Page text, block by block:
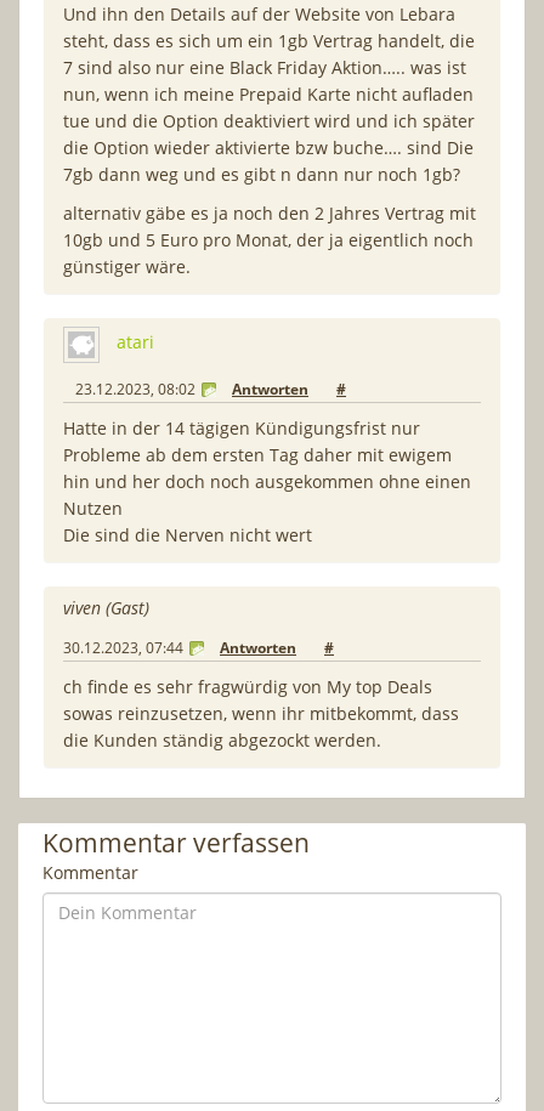
Und ihn den Details auf der Website von Lebara
steht, dass es sich um ein 1gb Vertrag handelt, die
7 sind also nur eine Black Friday Aktion….. was ist
nun, wenn ich meine Prepaid Karte nicht aufladen
tue und die Option deaktiviert wird und ich später
die Option wieder aktivierte bzw buche…. sind Die
7gb dann weg und es gibt n dann nur noch 1gb?
alternativ gäbe es ja noch den 2 Jahres Vertrag mit
10gb und 5 Euro pro Monat, der ja eigentlich noch
günstiger wäre.
atari
23.12.2023, 08:02 Antworten #
Hatte in der 14 tägigen Kündigungsfrist nur
Probleme ab dem ersten Tag daher mit ewigem
hin und her doch noch ausgekommen ohne einen
Nutzen
Die sind die Nerven nicht wert
viven (Gast)
30.12.2023, 07:44 Antworten #
ch finde es sehr fragwürdig von My top Deals
sowas reinzusetzen, wenn ihr mitbekommt, dass
die Kunden ständig abgezockt werden.
Kommentar verfassen
Kommentar